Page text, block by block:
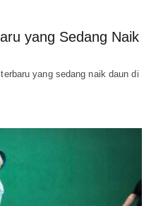
yang Sedang Naik
yang sedang naik daun di